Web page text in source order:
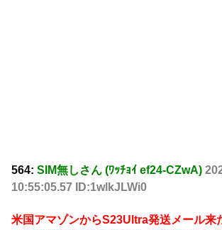
564: SIM無しさん (ﾜｯﾁｮｲ ef24-CZwA)
10:55:05.57 ID:1wlkJLWi0
米国アマゾンからS23Ultra発送メール来